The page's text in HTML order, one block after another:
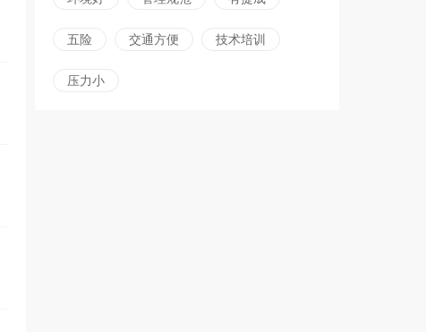
五险 交通方便 技术培训
压力小